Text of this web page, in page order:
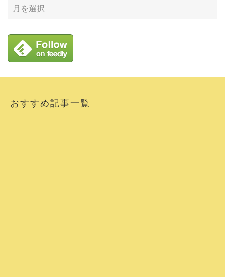
おすすめ記事一覧